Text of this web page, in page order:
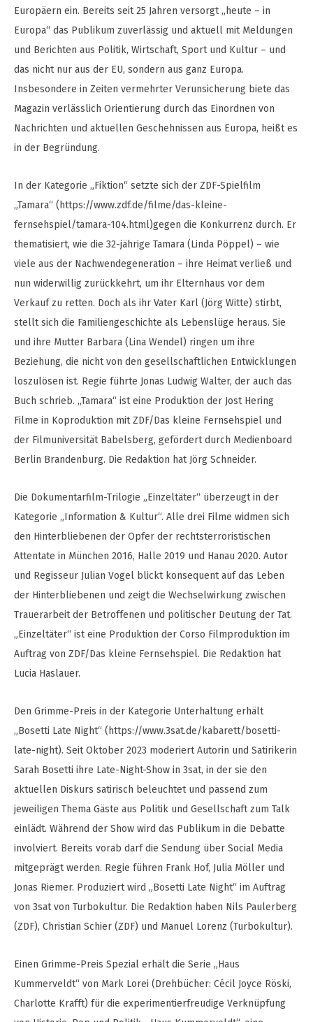
Europäern ein. Bereits seit 25 Jahren versorgt „heute – in
Europa“ das Publikum zuverlässig und aktuell mit Meldungen
und Berichten aus Politik, Wirtschaft, Sport und Kultur – und
das nicht nur aus der EU, sondern aus ganz Europa.
Insbesondere in Zeiten vermehrter Verunsicherung biete das
Magazin verlässlich Orientierung durch das Einordnen von
Nachrichten und aktuellen Geschehnissen aus Europa, heißt es
in der Begründung.
In der Kategorie „Fiktion“ setzte sich der ZDF-Spielfilm
„Tamara“ (https://www.zdf.de/filme/das-kleine-
fernsehspiel/tamara-104.html)gegen die Konkurrenz durch. Er
thematisiert, wie die 32-jährige Tamara (Linda Pöppel) – wie
viele aus der Nachwendegeneration – ihre Heimat verließ und
nun widerwillig zurückkehrt, um ihr Elternhaus vor dem
Verkauf zu retten. Doch als ihr Vater Karl (Jörg Witte) stirbt,
stellt sich die Familiengeschichte als Lebenslüge heraus. Sie
und ihre Mutter Barbara (Lina Wendel) ringen um ihre
Beziehung, die nicht von den gesellschaftlichen Entwicklungen
loszulösen ist. Regie führte Jonas Ludwig Walter, der auch das
Buch schrieb. „Tamara“ ist eine Produktion der Jost Hering
Filme in Koproduktion mit ZDF/Das kleine Fernsehspiel und
der Filmuniversität Babelsberg, gefördert durch Medienboard
Berlin Brandenburg. Die Redaktion hat Jörg Schneider.
Die Dokumentarfilm-Trilogie „Einzeltäter“ überzeugt in der
Kategorie „Information & Kultur“. Alle drei Filme widmen sich
den Hinterbliebenen der Opfer der rechtsterroristischen
Attentate in München 2016, Halle 2019 und Hanau 2020. Autor
und Regisseur Julian Vogel blickt konsequent auf das Leben
der Hinterbliebenen und zeigt die Wechselwirkung zwischen
Trauerarbeit der Betroffenen und politischer Deutung der Tat.
„Einzeltäter“ ist eine Produktion der Corso Filmproduktion im
Auftrag von ZDF/Das kleine Fernsehspiel. Die Redaktion hat
Lucia Haslauer.
Den Grimme-Preis in der Kategorie Unterhaltung erhält
„Bosetti Late Night“ (https://www.3sat.de/kabarett/bosetti-
late-night). Seit Oktober 2023 moderiert Autorin und Satirikerin
Sarah Bosetti ihre Late-Night-Show in 3sat, in der sie den
aktuellen Diskurs satirisch beleuchtet und passend zum
jeweiligen Thema Gäste aus Politik und Gesellschaft zum Talk
einlädt. Während der Show wird das Publikum in die Debatte
involviert. Bereits vorab darf die Sendung über Social Media
mitgeprägt werden. Regie führen Frank Hof, Julia Möller und
Jonas Riemer. Produziert wird „Bosetti Late Night“ im Auftrag
von 3sat von Turbokultur. Die Redaktion haben Nils Paulerberg
(ZDF), Christian Schier (ZDF) und Manuel Lorenz (Turbokultur).
Einen Grimme-Preis Spezial erhält die Serie „Haus
Kummerveldt“ von Mark Lorei (Drehbücher: Cécil Joyce Röski,
Charlotte Krafft) für die experimentierfreudige Verknüpfung